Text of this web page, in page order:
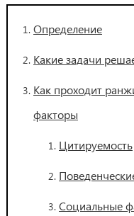
Определение
Какие задачи
Как проходит
факторы
Цитируемость
Социальные